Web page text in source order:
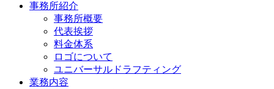
事務所紹介
事務所概要
代表挨拶
料金体系
ロゴについて
ユニバーサルドラフティング
業務内容